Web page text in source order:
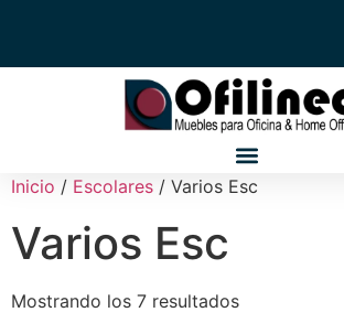
Inicio / Escolares / Varios Esc
Varios Esc
Mostrando los 7 resultados